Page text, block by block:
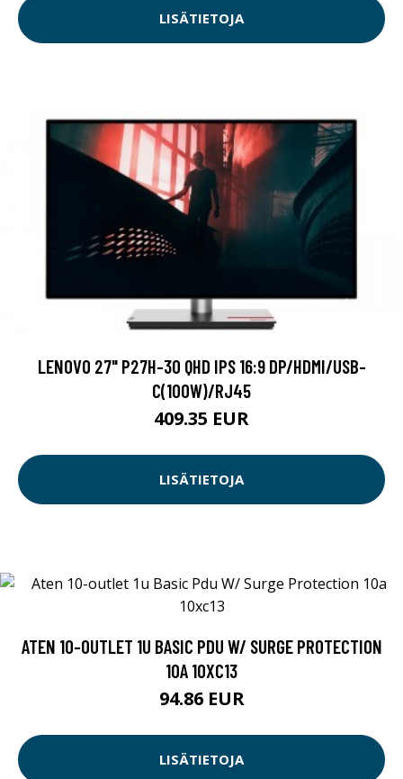
LISÄTIETOJA
LENOVO 27" P27H-30 QHD IPS 16:9 DP/HDMI/USB-
C(100W)/RJ45
409.35 EUR
LISÄTIETOJA
ATEN 10-OUTLET 1U BASIC PDU W/ SURGE PROTECTION
10A 10XC13
94.86 EUR
LISÄTIETOJA